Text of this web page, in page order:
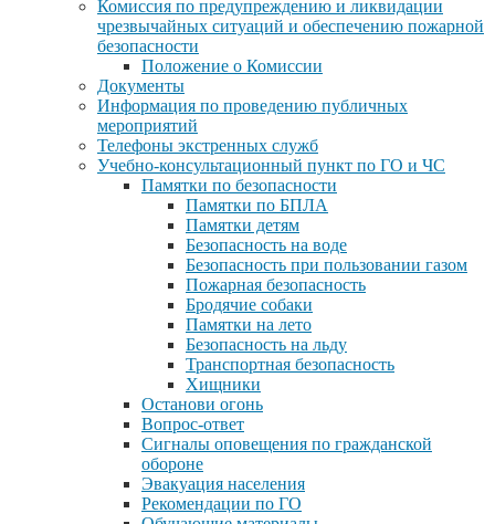
Комиссия по предупреждению и ликвидации
чрезвычайных ситуаций и обеспечению пожарной
безопасности
Положение о Комиссии
Документы
Информация по проведению публичных
мероприятий
Телефоны экстренных служб
Учебно-консультационный пункт по ГО и ЧС
Памятки по безопасности
Памятки по БПЛА
Памятки детям
Безопасность на воде
Безопасность при пользовании газом
Пожарная безопасность
Бродячие собаки
Памятки на лето
Безопасность на льду
Транспортная безопасность
Хищники
Останови огонь
Вопрос-ответ
Сигналы оповещения по гражданской
обороне
Эвакуация населения
Рекомендации по ГО